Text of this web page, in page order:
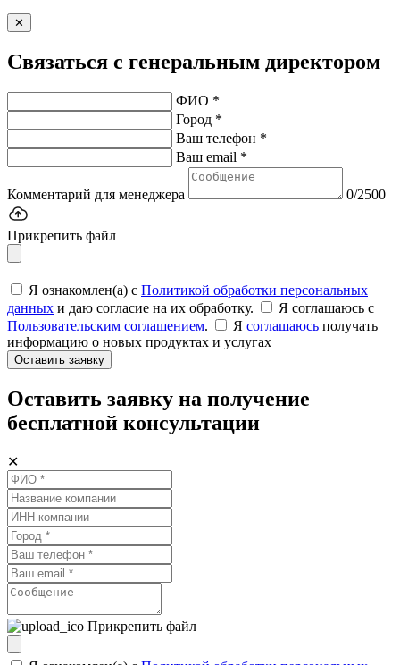
✕
Связаться с генеральным директором
ФИО *
Город *
Ваш телефон *
Ваш email *
Комментарий для менеджера 0/2500
Прикрепить файл
Я ознакомлен(а) с Политикой обработки персональных
данных и даю согласие на их обработку.
Я соглашаюсь c
Пользовательским соглашением. Я соглашаюсь получать
информацию о новых продуктах и услугах
Оставить заявку
Оставить заявку на получение
бесплатной консультации
✕
Прикрепить файл